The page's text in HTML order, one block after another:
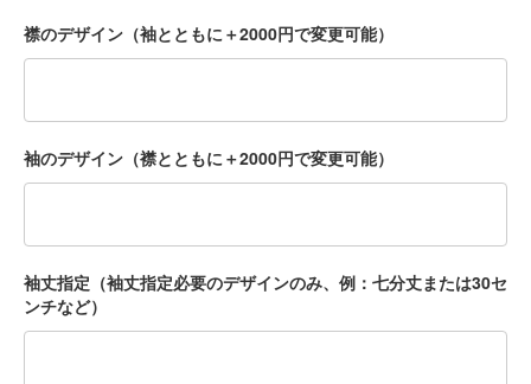
襟のデザイン（袖とともに＋2000円で変更可能）
袖のデザイン（襟とともに＋2000円で変更可能）
袖丈指定（袖丈指定必要のデザインのみ、例：七分丈または30セ
ンチなど）